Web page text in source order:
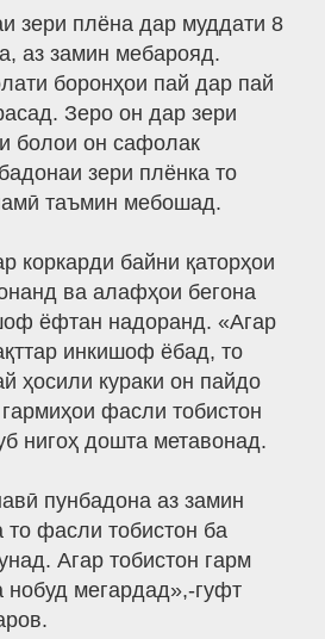
зери плёна дар муддати 8
аз замин мебарояд.
боронҳои пай дар пай
Зеро он дар зери
болои он сафолак
зери плёнка то
таъмин мебошад.
коркарди байни қаторҳои
ва алафҳои бегона
ёфтан надоранд. «Агар
инкишоф ёбад, то
ҳосили кураки он пайдо
фасли тобистон
нигоҳ дошта метавонад.
пунбадона аз замин
фасли тобистон ба
Агар тобистон гарм
нобуд мегардад»,-гуфт